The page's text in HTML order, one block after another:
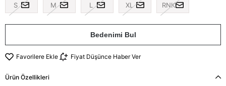
S M L XL RNK
Bedenimi Bul
Favorilere Ekle Fiyat Düşünce Haber Ver
Ürün Özellikleri